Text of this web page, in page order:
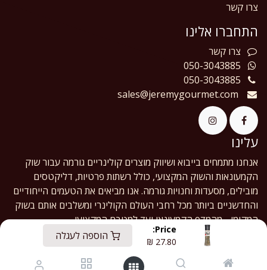
Price:
27.80
₪ הוספה לעגלה
צרו קשר
התחברו אלינו
צרו קשר
050-3043885
050-3043885
sales@jeremygourmet.com
עלינו
אנחנו מתמחים בייבוא ושיווק מוצרים קולינריים גורמה עבור שוק
הקמעונאות והשוק המקצועי, כולל רשתות פרטיות, דליקטסים
מובילים, מסעדות וחנויות גורמה. אנו מביאים את הטעמים הייחודיים
והחדשניים ביותר מכל רחבי העולם הקולינרי ומשלבים אותם בשוק
המקומי - מהמדף הקמעונאי ועד למטבח המקצועי.
English (US)